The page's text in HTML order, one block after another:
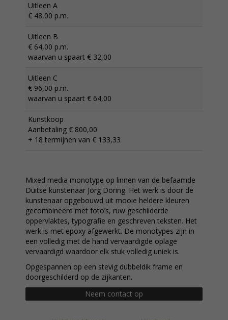
Uitleen A
€ 48,00 p.m.
Uitleen B
€ 64,00 p.m.
waarvan u spaart € 32,00
Uitleen C
€ 96,00 p.m.
waarvan u spaart € 64,00
Kunstkoop
Aanbetaling € 800,00
+ 18 termijnen van € 133,33
Mixed media monotype op linnen van de befaamde
Duitse kunstenaar Jörg Döring. Het werk is door de
kunstenaar opgebouwd uit mooie heldere kleuren
gecombineerd met foto’s, ruw geschilderde
oppervlaktes, typografie en geschreven teksten. Het
werk is met epoxy afgewerkt. De monotypes zijn in
een volledig met de hand vervaardigde oplage
vervaardigd waardoor elk stuk volledig uniek is.
Opgespannen op een stevig dubbeldik frame en
doorgeschilderd op de zijkanten.
Neem contact op